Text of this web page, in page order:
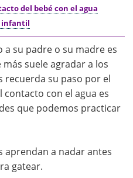
del bebé con el agua
infantil
su padre o su madre es
suele agradar a los
recuerda su paso por el
con el agua es
que podemos practicar
aprendan a nadar antes
gatear.